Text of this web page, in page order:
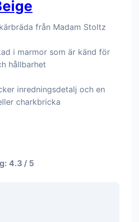
från Madam Stoltz
i marmor som är känd för
hållbarhet
inredningsdetalj och en
charkbricka
4.3 / 5